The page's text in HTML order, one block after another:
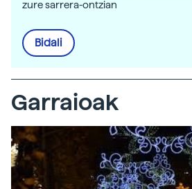
zure sarrera-ontzian
Bidali
Garraioak